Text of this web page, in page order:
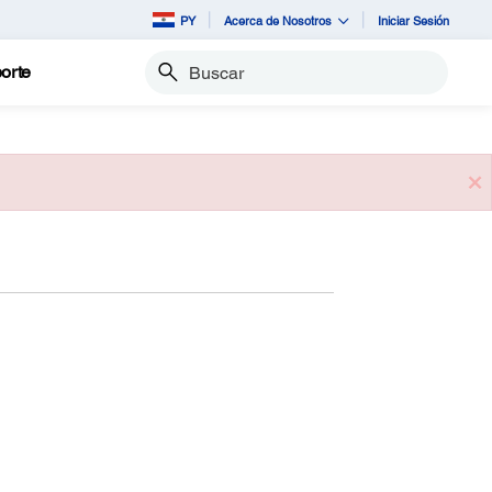
PY Acerca de Nosotros Iniciar Sesión
Buscar
×